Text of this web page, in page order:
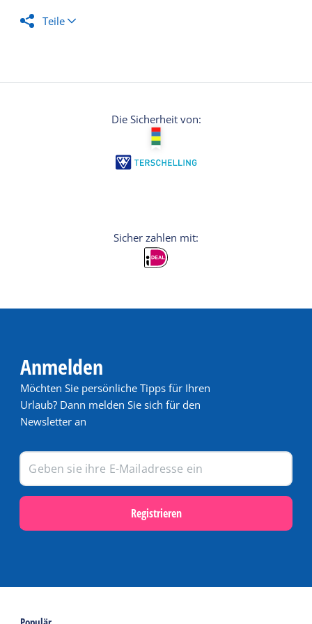
Teile
Die Sicherheit von:
Anmelden
Möchten Sie persönliche Tipps für Ihren
Urlaub? Dann melden Sie sich für den
Newsletter an
Registrieren